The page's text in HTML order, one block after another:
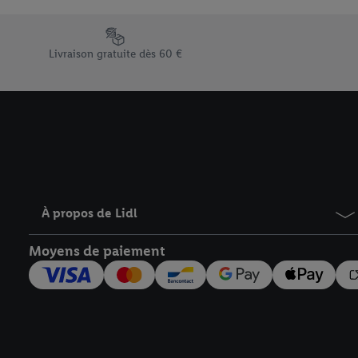
Élément du pied de page avec les différents arguments de
Livraison gratuite dès 60 €
À propos de Lidl
Moyens de paiement
informations sur la